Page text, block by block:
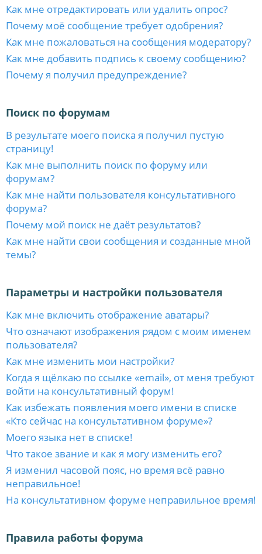
Как мне отредактировать или удалить опрос?
Почему моё сообщение требует одобрения?
Как мне пожаловаться на сообщения модератору?
Как мне добавить подпись к своему сообщению?
Почему я получил предупреждение?
Поиск по форумам
В результате моего поиска я получил пустую
страницу!
Как мне выполнить поиск по форуму или
форумам?
Как мне найти пользователя консультативного
форума?
Почему мой поиск не даёт результатов?
Как мне найти свои сообщения и созданные мной
темы?
Параметры и настройки пользователя
Как мне включить отображение аватары?
Что означают изображения рядом с моим именем
пользователя?
Как мне изменить мои настройки?
Когда я щёлкаю по ссылке «email», от меня требуют
войти на консультативный форум!
Как избежать появления моего имени в списке
«Кто сейчас на консультативном форуме»?
Моего языка нет в списке!
Что такое звание и как я могу изменить его?
Я изменил часовой пояс, но время всё равно
неправильное!
На консультативном форуме неправильное время!
Правила работы форума